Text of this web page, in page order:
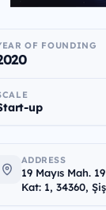
OF FOUNDING
up
ADDRESS
19 Mayıs Mah.
Kat: 1, 34360,